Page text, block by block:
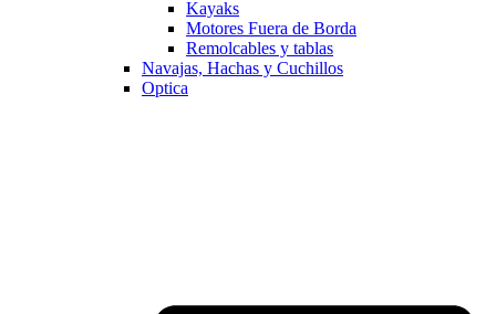
Kayaks
Motores Fuera de Borda
Remolcables y tablas
Navajas, Hachas y Cuchillos
Optica